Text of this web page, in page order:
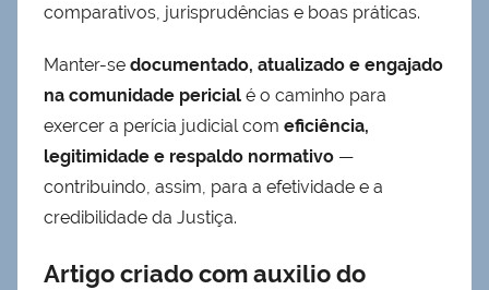
comparativos, jurisprudências e boas práticas.
Manter-se documentado, atualizado e engajado
na comunidade pericial é o caminho para
exercer a perícia judicial com eficiência,
legitimidade e respaldo normativo —
contribuindo, assim, para a efetividade e a
credibilidade da Justiça.
Artigo criado com auxilio do